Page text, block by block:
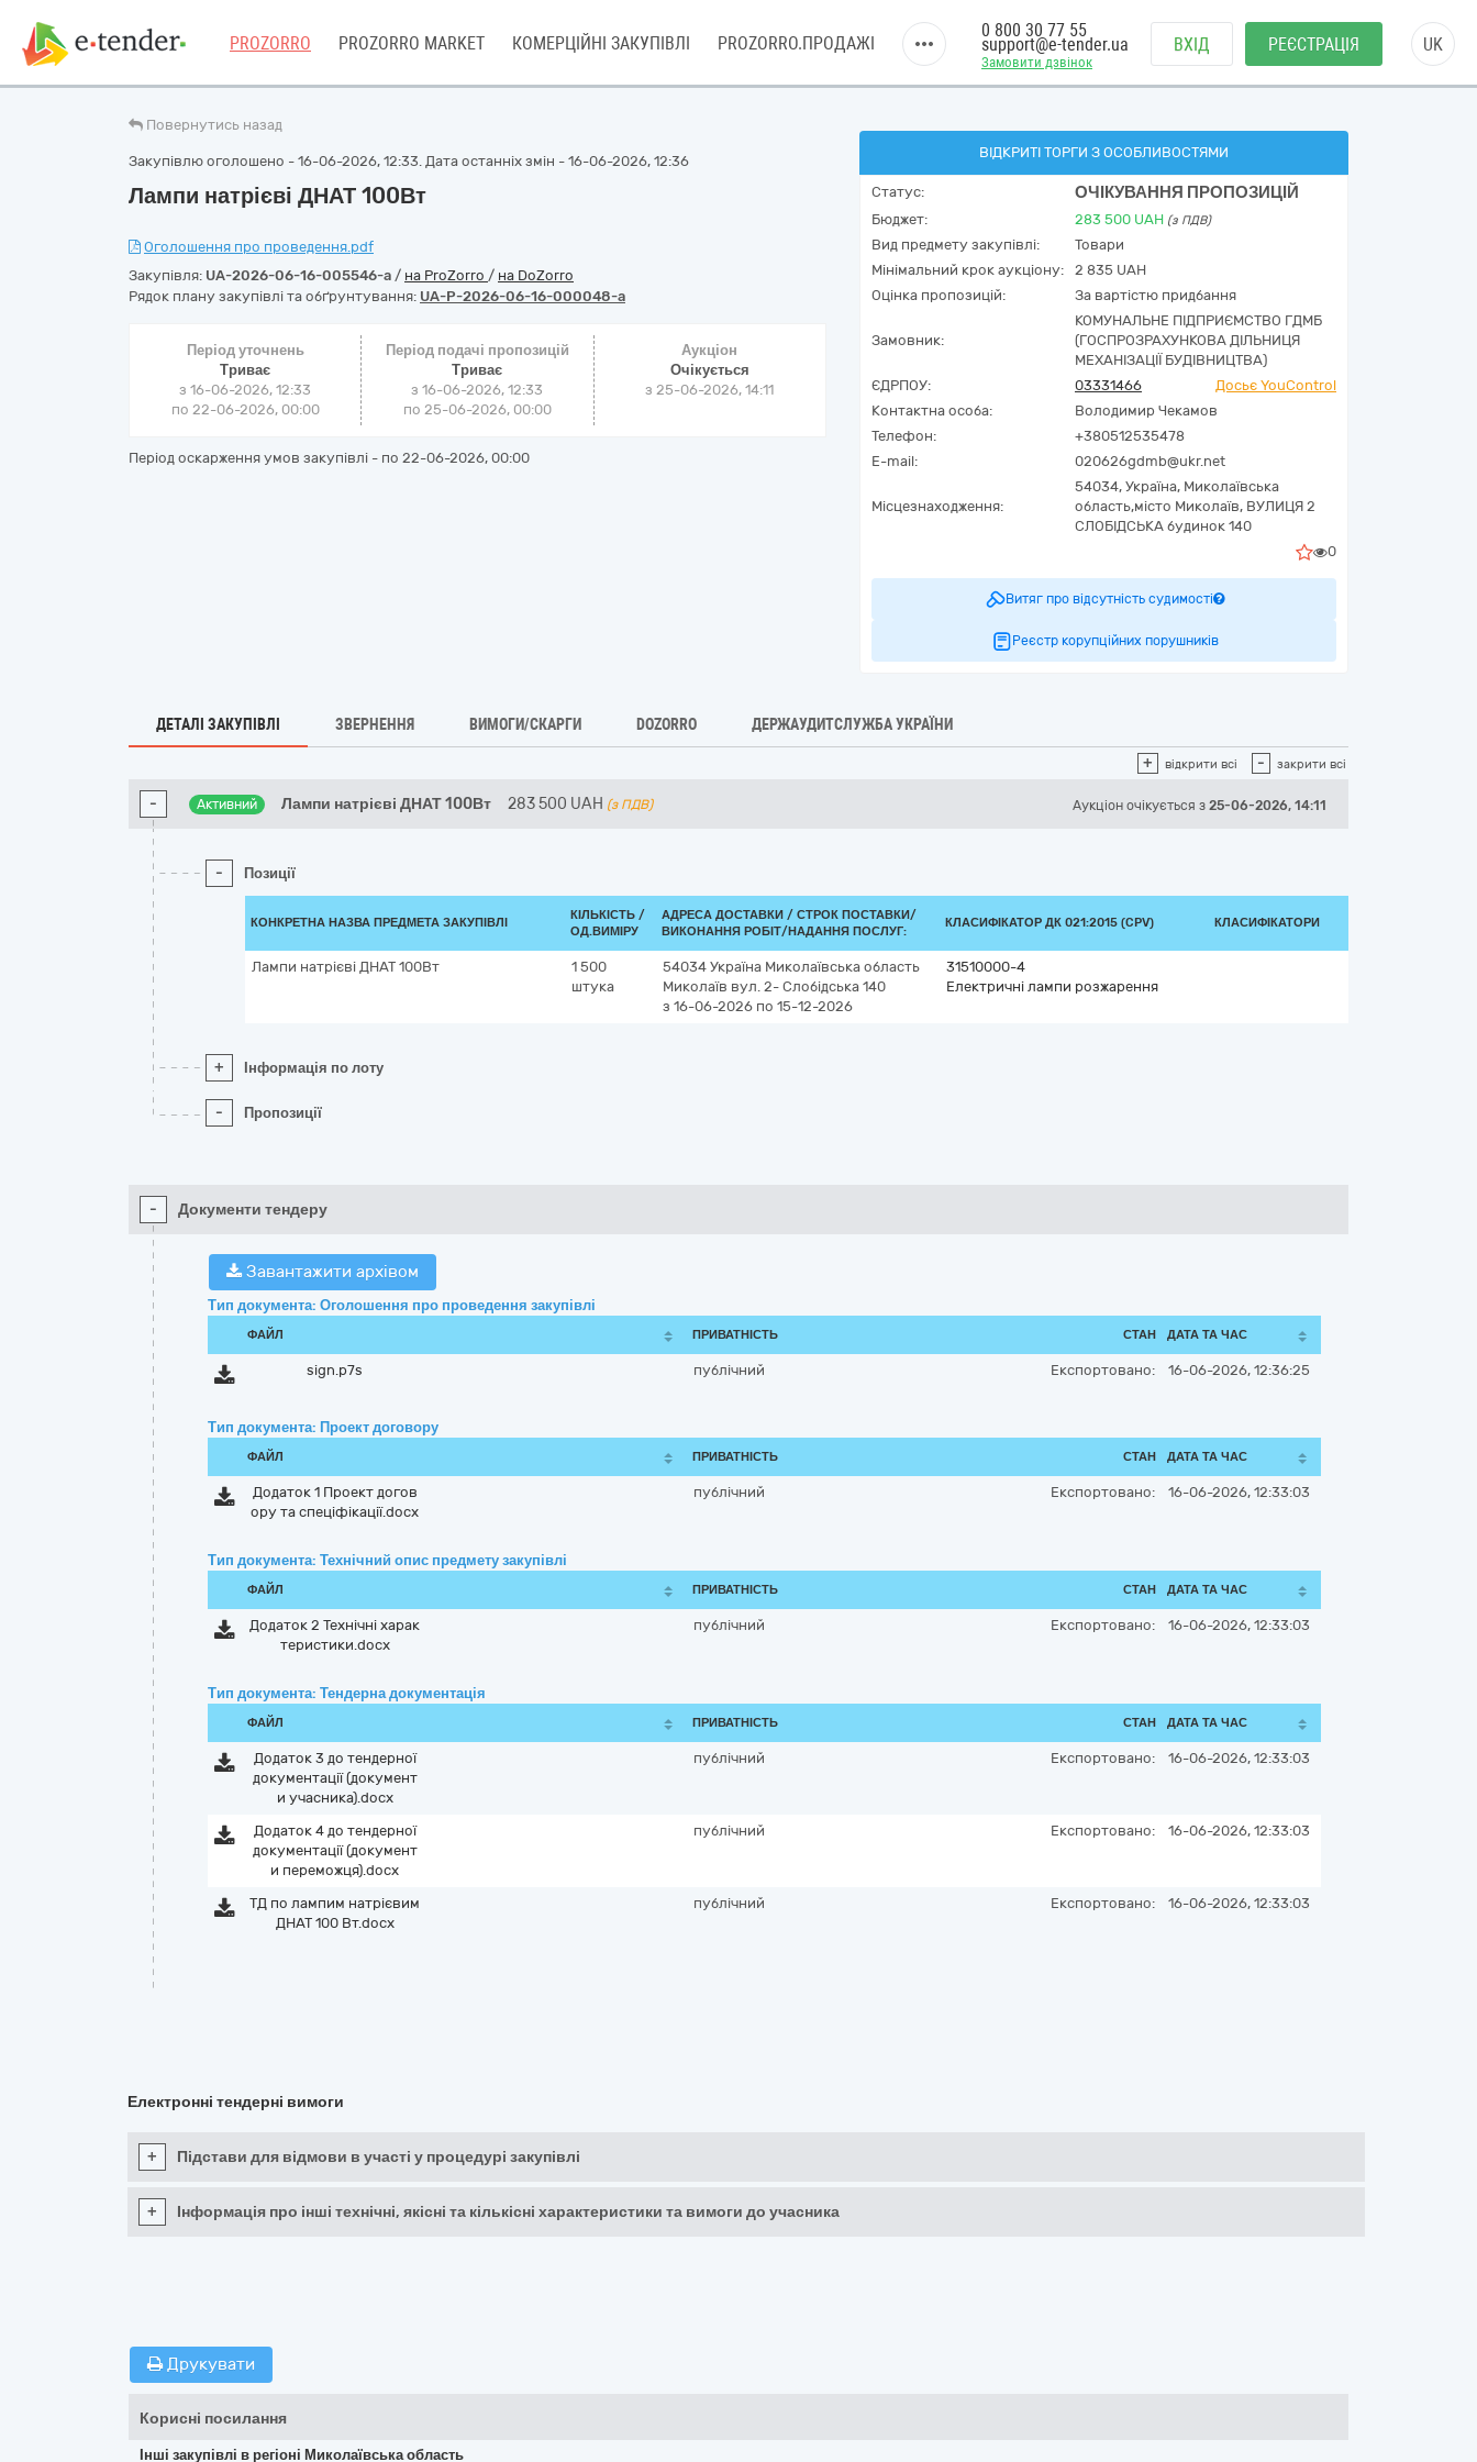
PROZORRO PROZORRO MARKET КОМЕРЦІЙНІ ЗАКУПІВЛІ PROZORRO.ПРОДАЖІ
Замовити дзвінок
0 800 30 77 55
support@e-tender.ua ВХІД РЕЄСТРАЦІЯ UK
Повернутись назад
Закупівлю оголошено - 16-06-2026, 12:33. Дата останніх змін - 16-06-2026, 12:36
Лампи натрієві ДНАТ 100Вт
Оголошення про проведення.pdf
Закупівля: UA-2026-06-16-005546-a / на ProZorro / на DoZorro
Рядок плану закупівлі та обґрунтування: UA-P-2026-06-16-000048-a
Період уточнень
Триває
з 16-06-2026, 12:33
по 22-06-2026, 00:00
Період подачі пропозицій
Триває
з 16-06-2026, 12:33
по 25-06-2026, 00:00
Аукціон
Очікується
з25-06-2026, 14:11
Період оскарження умов закупівлі - по 22-06-2026, 00:00
ВІДКРИТІ ТОРГИ З ОСОБЛИВОСТЯМИ
Статус: ОЧІКУВАННЯ ПРОПОЗИЦІЙ
Бюджет: 283 500 UAH (з ПДВ)
Вид предмету закупівлі:
Товари
Мінімальний крок аукціону:
2 835 UAH
Оцінка пропозицій:
За вартістю придбання
Замовник:
КОМУНАЛЬНЕ ПІДПРИЄМСТВО ГДМБ
(ГОСПРОЗРАХУНКОВА ДІЛЬНИЦЯ
МЕХАНІЗАЦІЇ БУДІВНИЦТВА)
ЄДРПОУ:
03331466
Досьє YouControl
Контактна особа:
Володимир Чекамов
Телефон:
+380512535478
E-mail:
020626gdmb@ukr.net
Місцезнаходження:
54034, Україна, Миколаївська
область,місто Миколаїв, ВУЛИЦЯ 2
СЛОБІДСЬКА будинок 140
0
Витяг про відсутність судимості
Реєстр корупційних порушників
ДЕТАЛІ ЗАКУПІВЛІ ЗВЕРНЕННЯ ВИМОГИ/СКАРГИ DOZORRO ДЕРЖАУДИТСЛУЖБА УКРАЇНИ
+ відкрити всі - закрити всі
- Активний Лампи натрієві ДНАТ 100Вт 283 500 UAH (з ПДВ) Аукціон очікується з 25-06-2026, 14:11
- Позиції
КОНКРЕТНА НАЗВА ПРЕДМЕТА ЗАКУПІВЛІ
КІЛЬКІСТЬ /
ОД.ВИМІРУ
АДРЕСА ДОСТАВКИ / СТРОК ПОСТАВКИ/
ВИКОНАННЯ РОБІТ/НАДАННЯ ПОСЛУГ:
КЛАСИФІКАТОР ДК 021:2015 (CPV) КЛАСИФІКАТОРИ
Лампи натрієві ДНАТ 100Вт
1 500
штука
54034 Україна Миколаївська область
Миколаїв вул. 2- Слобідська 140
з 16-06-2026 по 15-12-2026
31510000-4
Електричні лампи розжарення
+ Інформація по лоту
- Пропозиції
- Документи тендеру
Завантажити архівом
Тип документа: Оголошення про проведення закупівлі
ФАЙЛ ПРИВАТНІСТЬ СТАН ДАТА ТА ЧАС
sign.p7s публічний Експортовано: 16-06-2026, 12:36:25
Тип документа: Проект договору
ФАЙЛ ПРИВАТНІСТЬ СТАН ДАТА ТА ЧАС
Додаток 1 Проект догов
ору та спеціфікації.docx
публічний Експортовано: 16-06-2026, 12:33:03
Тип документа: Технічний опис предмету закупівлі
ФАЙЛ ПРИВАТНІСТЬ СТАН ДАТА ТА ЧАС
Додаток 2 Технічні харак
теристики.docx
публічний Експортовано: 16-06-2026, 12:33:03
Тип документа: Тендерна документація
ФАЙЛ ПРИВАТНІСТЬ СТАН ДАТА ТА ЧАС
Додаток 3 до тендерної
документації (документ
и учасника).docx
публічний Експортовано: 16-06-2026, 12:33:03
Додаток 4 до тендерної
документації (документ
и переможця).docx
публічний Експортовано: 16-06-2026, 12:33:03
ТД по лампим натрієвим
ДНАТ 100 Вт.docx
публічний Експортовано: 16-06-2026, 12:33:03
Електронні тендерні вимоги
+ Підстави для відмови в участі у процедурі закупівлі
+ Інформація про інші технічні, якісні та кількісні характеристики та вимоги до учасника
Друкувати
Корисні посилання
Інші закупівлі в регіоні Миколаївська область